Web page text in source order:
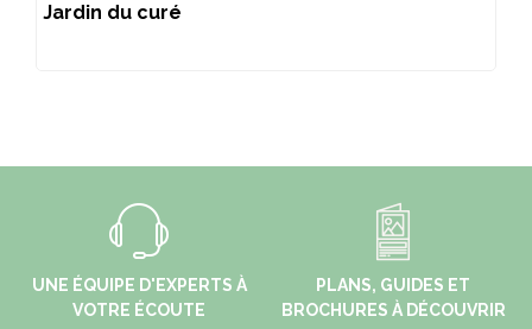
Jardin du curé
UNE ÉQUIPE D'EXPERTS À
VOTRE ÉCOUTE
PLANS, GUIDES ET
BROCHURES À DÉCOUVRIR